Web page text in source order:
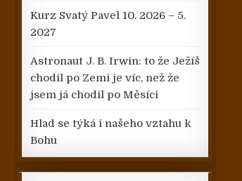
Kurz Svatý Pavel 10. 2026 – 5.
2027
Astronaut J. B. Irwin: to že Ježíš
chodil po Zemi je víc, než že
jsem já chodil po Měsíci
Hlad se týká i našeho vztahu k
Bohu